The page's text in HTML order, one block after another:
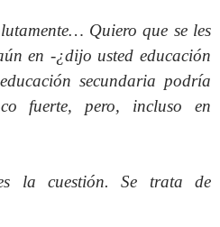
Quiero que se les
en -¿dijo usted educación
secundaria podría
fuerte, pero, incluso en
la cuestión. Se trata de